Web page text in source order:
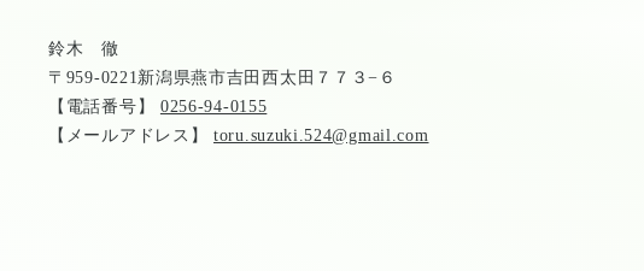
鈴木 徹
〒959-0221新潟県燕市吉田西太田７７３−６
【電話番号】 0256-94-0155
【メールアドレス】 toru.suzuki.524@gmail.com